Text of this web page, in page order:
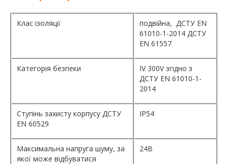
Клас ізоляції
подвійна, ДСТУ EN
61010-1-2014 ДСТУ
EN 61557
Категорія безпеки
IV 300V згідно з
ДСТУ EN 61010-1-
2014
Ступінь захисту корпусу ДСТУ
EN 60529
IP54
Максимальна напруга шуму, за
якої може відбуватися
24В